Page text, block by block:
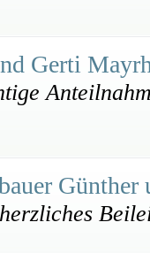
Gerti
Günther